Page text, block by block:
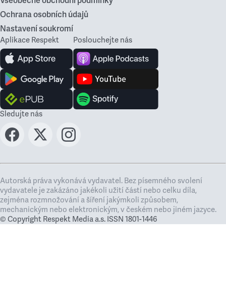
Ochrana osobních údajů
Nastavení soukromí
Aplikace Respekt Poslouchejte nás
Sledujte nás
Autorská práva vykonává vydavatel. Bez písemného svolení
vydavatele je zakázáno jakékoli užití částí nebo celku díla,
zejména rozmnožování a šíření jakýmkoli způsobem,
mechanickým nebo elektronickým, v českém nebo jiném jazyce.
© Copyright Respekt Media a.s. ISSN 1801-1446